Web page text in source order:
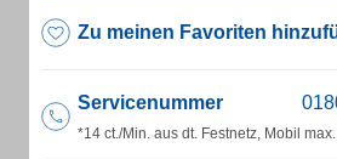
Zu meinen Favoriten
Servicenummer
*14 ct./Min. aus dt. Festnetz, Mobil